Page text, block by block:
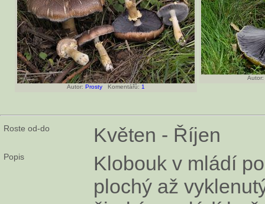
Autor: Prosty Komentářů: 1
Autor:
Roste od-do Květen - Říjen
Popis
Klobouk v mládí
plochý až